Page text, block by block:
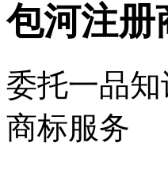
包河注册
委托一品
商标服务